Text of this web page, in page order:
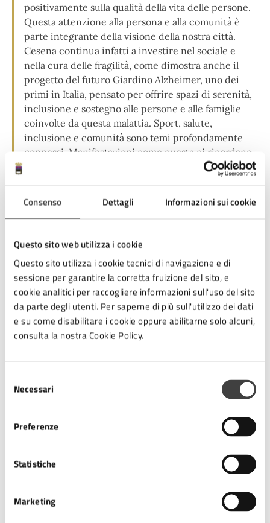
Consenso Dettagli Informazioni sui cookie
Questo sito web utilizza i cookie
Questo sito utilizza i cookie tecnici di navigazione e di
sessione per garantire la corretta fruizione del sito, e
cookie analitici per raccogliere informazioni sull'uso del sito
da parte degli utenti. Per saperne di più sull'utilizzo dei dati
e su come disabilitare i cookie oppure abilitarne solo alcuni,
consulta la nostra Cookie Policy.
delNecessari
Preferenze
Statistiche
Marketing
positivamente sulla qualità della vita delle persone.
Questa attenzione alla persona e alla comunità è
parte integrante della visione della nostra città.
Cesena continua infatti a investire nel sociale e
nella cura delle fragilità, come dimostra anche il
progetto del futuro Giardino Alzheimer, uno dei
primi in Italia, pensato per offrire spazi di serenità,
inclusione e sostegno alle persone e alle famiglie
coinvolte da questa malattia. Sport, salute,
inclusione e comunità sono temi profondamente
connessi. Manifestazioni come questa ci ricordano
quanto sia importante costruire città capaci di
mettere al centro le persone, valorizzando ogni
"Cesena si conferma ancora una volta una delle
riferimento nazionale per lo sport paralimpico
-dichiara Renato Di Napoli, Presidente della
Federazione Italiana Tennistavolo-. Tornare in
Emilia-Romagna con i Campionati Italiani
Paralimpici significa ritrovare una terra capace di
coniugare qualità organizzativa, passione sportiva
e grande sensibilità sociale. Il record assoluto di
nella qualità tecnica e nella capacità di coinvolgere
sempre più atleti e società. Sarà emozionante
Parigi 2024 accanto ai giovani che rappresentano
il futuro del tennistavolo italiano. L’introduzione
Parkinson, grande novità dell’odierna edizione,
Federazione, che crede fortemente nel valore
sociale, inclusivo e anche terapeutico del nostro